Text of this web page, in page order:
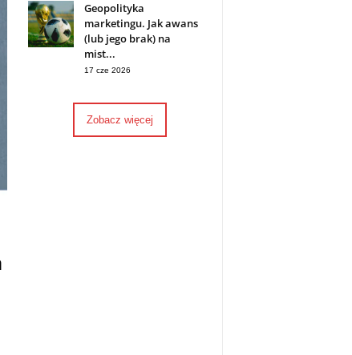
Geopolityka
marketingu. Jak awans
(lub jego brak) na
mist...
17 cze 2026
Zobacz więcej